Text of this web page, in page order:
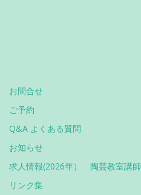
お問合せ
ご予約
Q&A よくある質問
お知らせ
求人情報(2026年） 陶芸教室講師
リンク集